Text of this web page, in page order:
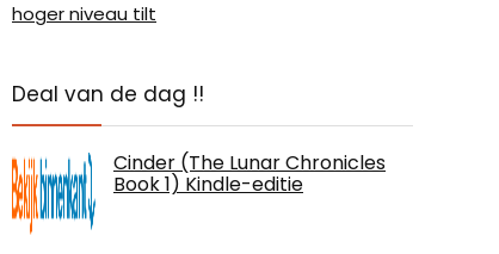
hoger niveau tilt
Deal van de dag !!
Cinder (The Lunar Chronicles
Book 1) Kindle-editie